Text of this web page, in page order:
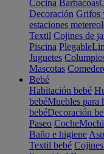
Cocina Barbacoas
Decoración Grifos
estaciones
Textil Cojines de
Piscina Plegable
Juguetes
Mascotas
Bebé
Habitación bebé
bebéMuebles para
bebéDecoración
Paseo Coche
Baño e higiene
Textil bebé Cojines